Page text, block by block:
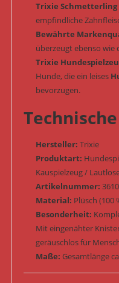
Trixie Schmetterling
empfindliche
Bewährte
überzeugt ebenso wie
Trixie
Hunde, die ein leises
bevorzugen.
Hersteller: Trixie
Produktart:
Kauspielzeug /
Artikelnummer:
Material: Plüsch (100
Besonderheit:
Mit eingenähter
geräuschlos für
Maße: Gesamtlänge